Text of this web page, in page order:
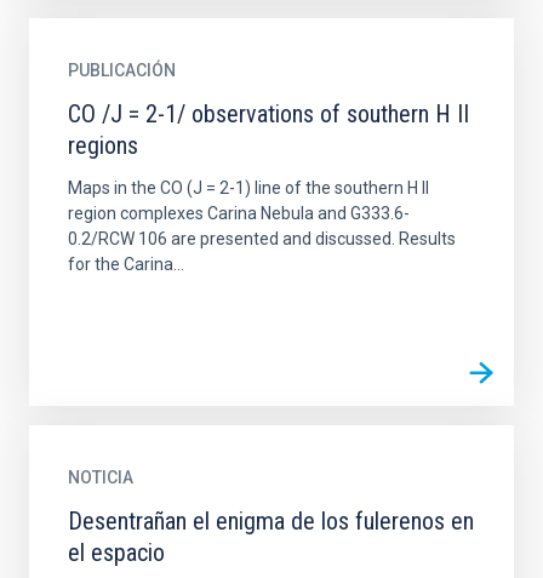
PUBLICACIÓN
CO /J = 2-1/ observations of southern H II
regions
Maps in the CO (J = 2-1) line of the southern H II
region complexes Carina Nebula and G333.6-
0.2/RCW 106 are presented and discussed. Results
for the Carina...
NOTICIA
Desentrañan el enigma de los fulerenos en
el espacio